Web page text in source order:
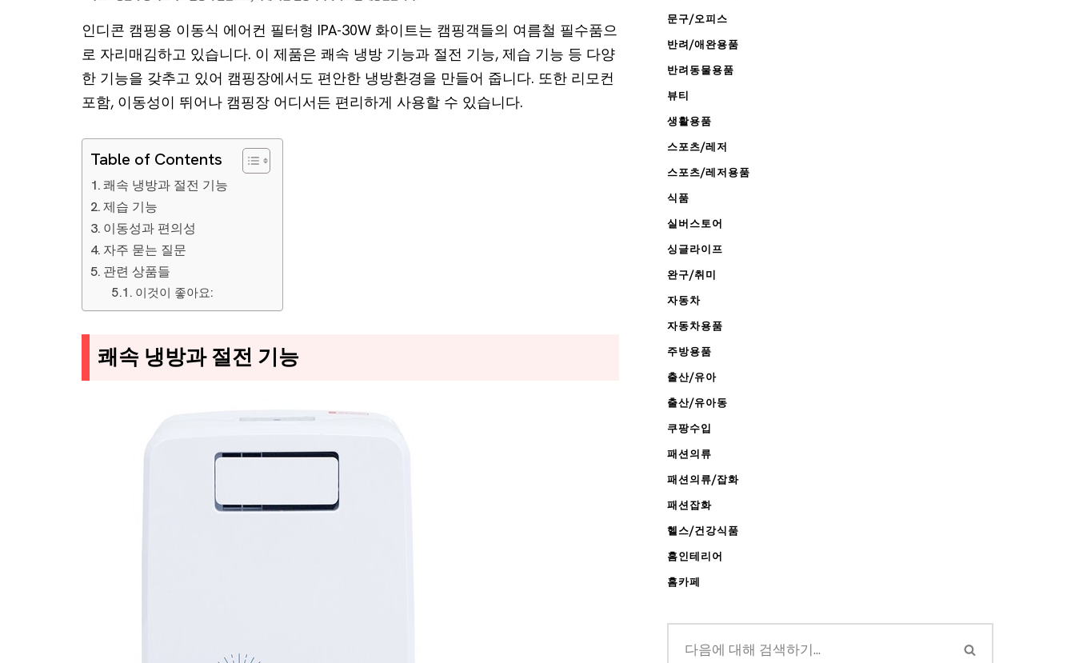
인디콘 캠핑용 이동식 에어컨 필터형 IPA-30W 화이트는 캠핑객들의 여름철 필수품으
로 자리매김하고 있습니다. 이 제품은 쾌속 냉방 기능과 절전 기능, 제습 기능 등 다양
한 기능을 갖추고 있어 캠핑장에서도 편안한 냉방환경을 만들어 줍니다. 또한 리모컨
포함, 이동성이 뛰어나 캠핑장 어디서든 편리하게 사용할 수 있습니다.
Table of Contents
쾌속 냉방과 절전 기능
제습 기능
이동성과 편의성
자주 묻는 질문
관련 상품들
이것이 좋아요:
쾌속 냉방과 절전 기능
문구/오피스
반려/애완용품
반려동물용품
뷰티
생활용품
스포츠/레저
스포츠/레저용품
식품
실버스토어
싱글라이프
완구/취미
자동차
자동차용품
주방용품
출산/유아
출산/유아동
쿠팡수입
패션의류
패션의류/잡화
패션잡화
헬스/건강식품
홈인테리어
홈카페